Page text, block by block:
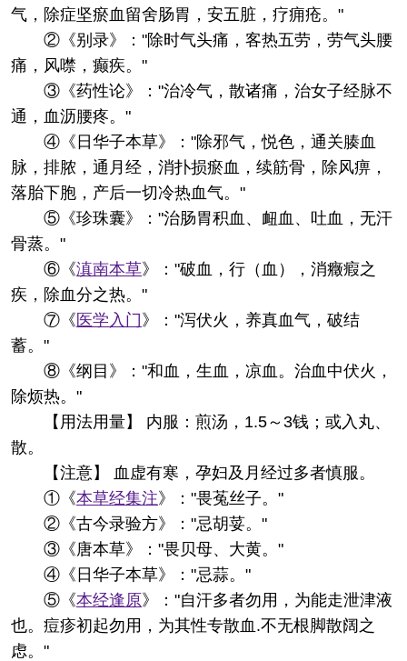
气，除症坚瘀血留舍肠胃，安五脏，疗痈疮。"
②《别录》："除时气头痛，客热五劳，劳气头腰
痛，风噤，癫疾。"
③《药性论》："治冷气，散诸痛，治女子经脉不
通，血沥腰疼。"
④《日华子本草》："除邪气，悦色，通关腠血
脉，排脓，通月经，消扑损瘀血，续筋骨，除风痹，
落胎下胞，产后一切冷热血气。"
⑤《珍珠囊》："治肠胃积血、衄血、吐血，无汗
骨蒸。"
⑥《滇南本草》："破血，行（血），消癥瘕之
疾，除血分之热。"
⑦《医学入门》："泻伏火，养真血气，破结
蓄。"
⑧《纲目》："和血，生血，凉血。治血中伏火，
除烦热。"
【用法用量】 内服：煎汤，1.5～3钱；或入丸、
散。
【注意】 血虚有寒，孕妇及月经过多者慎服。
①《本草经集注》："畏菟丝子。"
②《古今录验方》："忌胡荽。"
③《唐本草》："畏贝母、大黄。"
④《日华子本草》："忌蒜。"
⑤《本经逢原》："自汗多者勿用，为能走泄津液
也。痘疹初起勿用，为其性专散血.不无根脚散阔之
虑。"